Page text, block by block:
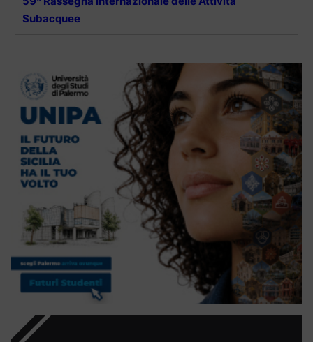
Subacquee